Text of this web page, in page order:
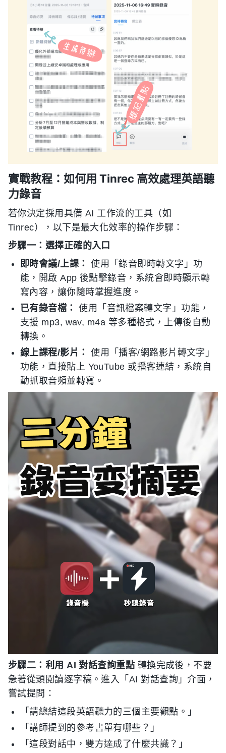
實戰教程：如何用 Tinrec 高效處理英語聽
力錄音
若你決定採用具備 AI 工作流的工具（如
Tinrec），以下是最大化效率的操作步驟：
步驟一：選擇正確的入口
即時會議/上課：
使用「錄音即時轉文字」功
能，開啟 App 後點擊錄音，系統會即時顯示轉
寫內容，讓你隨時掌握進度。
已有錄音檔：
使用「音訊檔案轉文字」功能，
支援 mp3, wav, m4a 等多種格式，上傳後自動
轉換。
線上課程/影片：
使用「播客/網路影片轉文字」
功能，直接貼上 YouTube 或播客連結，系統自
動抓取音頻並轉寫。
步驟二：利用 AI 對話查詢重點 轉換完成後，不要
急著從頭閱讀逐字稿。進入「AI 對話查詢」介面，
嘗試提問：
「請總結這段英語聽力的三個主要觀點。」
「講師提到的參考書單有哪些？」
「這段對話中，雙方達成了什麼共識？」